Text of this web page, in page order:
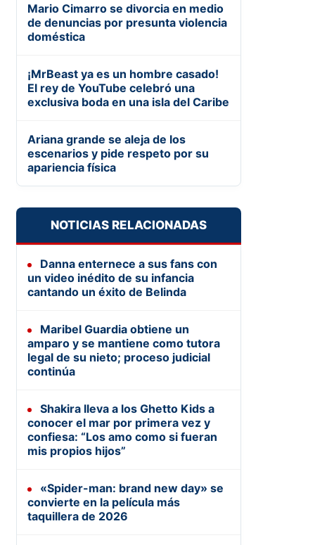
Mario Cimarro se divorcia en medio
de denuncias por presunta violencia
doméstica
¡MrBeast ya es un hombre casado!
El rey de YouTube celebró una
exclusiva boda en una isla del Caribe
Ariana grande se aleja de los
escenarios y pide respeto por su
apariencia física
NOTICIAS RELACIONADAS
Danna enternece a sus fans con
un video inédito de su infancia
cantando un éxito de Belinda
Maribel Guardia obtiene un
amparo y se mantiene como tutora
legal de su nieto; proceso judicial
continúa
Shakira lleva a los Ghetto Kids a
conocer el mar por primera vez y
confiesa: “Los amo como si fueran
mis propios hijos”
«Spider-man: brand new day» se
convierte en la película más
taquillera de 2026